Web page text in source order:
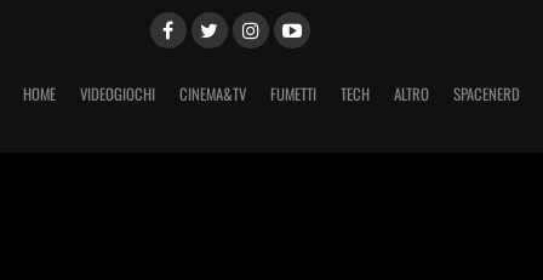
HOME VIDEOGIOCHI CINEMA&TV FUMETTI TECH ALTRO SPACENERD